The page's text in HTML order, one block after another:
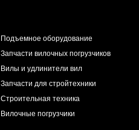
Подъемное оборудование
Запчасти вилочных погрузчиков
Вилы и удлинители вил
Запчасти для стройтехники
Строительная техника
Вилочные погрузчики